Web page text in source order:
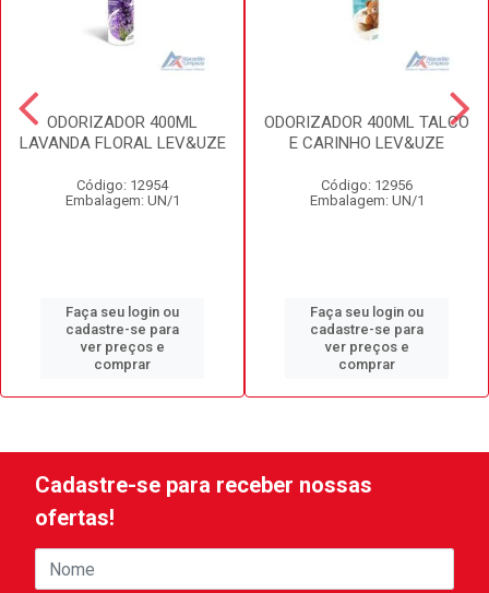
ODORIZADOR 400ML
LAVANDA FLORAL LEV&UZE
Código: 12954
Embalagem: UN/1
Faça seu login ou
cadastre-se para
ver preços e
comprar
ODORIZADOR 400ML TALCO
E CARINHO LEV&UZE
Código: 12956
Embalagem: UN/1
Faça seu login ou
cadastre-se para
ver preços e
comprar
Cadastre-se para receber nossas
ofertas!